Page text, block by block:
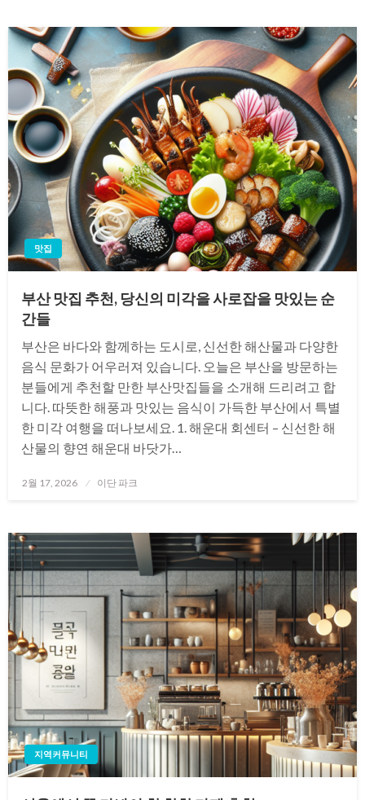
맛집
부산 맛집 추천, 당신의 미각을 사로잡을 맛있는 순
간들
부산은 바다와 함께하는 도시로, 신선한 해산물과 다양한
음식 문화가 어우러져 있습니다. 오늘은 부산을 방문하는
분들에게 추천할 만한 부산맛집들을 소개해 드리려고 합
니다. 따뜻한 해풍과 맛있는 음식이 가득한 부산에서 특별
한 미각 여행을 떠나보세요. 1. 해운대 회센터 – 신선한 해
산물의 향연 해운대 바닷가…
Posted
2월 17, 2026 이단 파크
지역커뮤니티